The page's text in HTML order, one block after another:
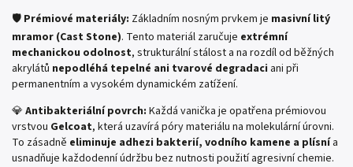
🛡️ Prémiové materiály: Základním nosným prvkem je masivní litý
mramor (Cast Stone). Tento materiál zaručuje extrémní
mechanickou odolnost, strukturální stálost a na rozdíl od běžných
akrylátů nepodléhá tepelné ani tvarové degradaci ani při
permanentním a vysokém dynamickém zatížení.
💎 Antibakteriální povrch: Každá vanička je opatřena prémiovou
vrstvou Gelcoat, která uzavírá póry materiálu na molekulární úrovni.
To zásadně eliminuje adhezi bakterií, vodního kamene a plísnía
usnadňuje každodenní údržbu bez nutnosti použití agresivní chemie.